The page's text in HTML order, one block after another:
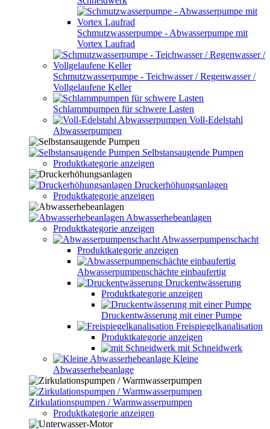
Schmutzwasserpumpe - Abwasserpumpe mit
Vortex Laufrad
Schmutzwasserpumpe - Teichwasser / Regenwasser /
Vollgelaufene Keller
Schlammpumpen für schwere Lasten
Voll-Edelstahl
Abwasserpumpen
Selbstansaugende Pumpen
Produktkategorie anzeigen
Druckerhöhungsanlagen
Produktkategorie anzeigen
Abwasserhebeanlagen
Produktkategorie anzeigen
Abwasserpumpenschacht
Produktkategorie anzeigen
Abwasserpumpenschächte einbaufertig
Druckentwässerung
Produktkategorie anzeigen
Druckentwässerung mit einer Pumpe
Freispiegelkanalisation
Produktkategorie anzeigen
mit Schneidwerk
Kleine
Abwasserhebeanlage
Zirkulationspumpen / Warmwasserpumpen
Produktkategorie anzeigen